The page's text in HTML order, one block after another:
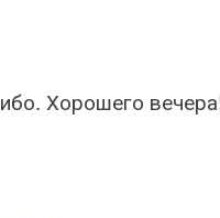
Хорошего